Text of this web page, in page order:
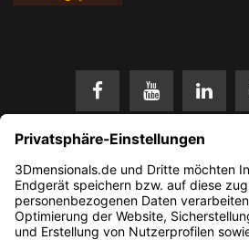
* Alle Preise in EUR inkl. gesetzl.
Änderungen und Irrtümer vorbehalten.
© 2026 3Dmensionals / PONTIALIS GmbH &